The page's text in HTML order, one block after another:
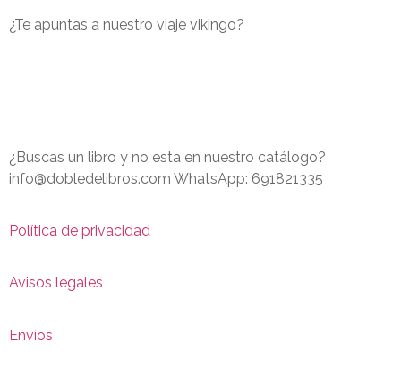
¿Te apuntas a nuestro viaje vikingo?
¿Buscas un libro y no esta en nuestro catálogo?
info@dobledelibros.com WhatsApp: 691821335
Política de privacidad
Avisos legales
Envíos